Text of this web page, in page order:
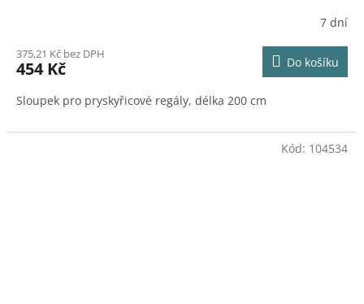
7 dní
375,21 Kč bez DPH
454 Kč Do košíku
Sloupek pro pryskyřicové regály, délka 200 cm
Kód: 104534